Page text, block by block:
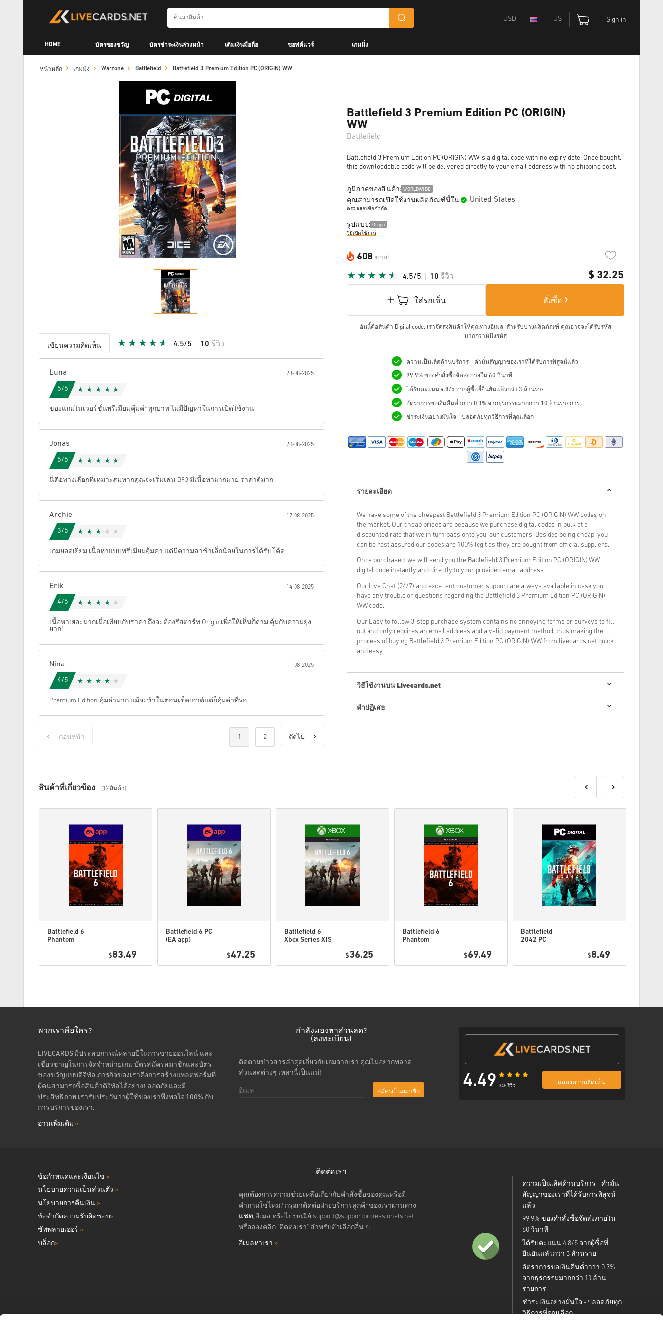
USD US Sign in
HOME บัตรของขวัญ บัตรชำระเงินล่วงหน้า เติมเงินมือถือ ซอฟต์แวร์ เกมมิ่ง
หน้าหลัก เกมมิ่ง Warzone Battlefield Battlefield 3 Premium Edition PC (ORIGIN) WW
เขียนความคิดเห็น 4.5/5 10 รีวิว
ยกเลิก
Luna 23-08-2025
5/5
ของแถมในเวอร์ชั่นพรีเมียมคุ้มค่าทุกบาท ไม่มีปัญหาในการเปิดใช้งาน
Jonas 20-08-2025
5/5
นี่คือทางเลือกที่เหมาะสมหากคุณจะเริ่มเล่น BF3 มีเนื้อหามากมาย ราคาดีมาก
Archie 17-08-2025
3/5
เกมยอดเยี่ยม เนื้อหาแบบพรีเมียมคุ้มค่า แต่มีความล่าช้าเล็กน้อยในการได้รับโค้ด
Erik 14-08-2025
4/5
เนื้อหาเยอะมากเมื่อเทียบกับราคา ถึงจะต้องรีสตาร์ท Origin เพื่อให้เห็นก็ตาม คุ้มกับความยุ่ง
ยาก!
Nina 11-08-2025
4/5
Premium Edition คุ้มค่ามาก แม้จะช้าในตอนเช็คเอาต์แต่ก็คุ้มค่าที่รอ
ก่อนหน้า 1 2 ถัดไป
Battlefield 3 Premium Edition PC (ORIGIN)
WW
Battlefield
Battlefield 3 Premium Edition PC (ORIGIN) WW is a digital code with no expiry date. Once bought,
this downloadable code will be delivered directly to your email address with no shipping cost.
ภูมิภาคของสินค้า: WORLDWIDE
คุณสามารถเปิดใช้งานผลิตภัณฑ์นี้ใน United States
ตรวจสอบข้อจำกัด
รูปแบบ: Origin
วิธีเปิดใช้งาน
608 ขาย!
$ 32.25
4.5/5 10 รีวิว
ใส่รถเข็น สั่งซื้อ
อันนี้คือสินค้า Digital code. เราจัดส่งสินค้าให้คุณทางอีเมล. สำหรับบางผลิตภัณฑ์ คุณอาจจะได้รับรหัส
มากกว่าหนึ่งรหัส
ความเป็นเลิศด้านบริการ - คำมั่นสัญญาของเราที่ได้รับการพิสูจน์แล้ว
99.9% ของคำสั่งซื้อจัดส่งภายใน 60 วินาที
ได้รับคะแนน 4.8/5 จากผู้ซื้อที่ยืนยันแล้วกว่า 3 ล้านราย
อัตราการขอเงินคืนต่ำกว่า 0.3% จากธุรกรรมมากกว่า 10 ล้านรายการ
ชำระเงินอย่างมั่นใจ - ปลอดภัยทุกวิธีการที่คุณเลือก
รายละเอียด
We have some of the cheapest Battlefield 3 Premium Edition PC (ORIGIN) WW codes on
the market. Our cheap prices are because we purchase digital codes in bulk at a
discounted rate that we in turn pass onto you, our customers. Besides being cheap, you
can be rest assured our codes are 100% legit as they are bought from official suppliers.
Once purchased, we will send you the Battlefield 3 Premium Edition PC (ORIGIN) WW
digital code instantly and directly to your provided email address.
Our Live Chat (24/7) and excellent customer support are always available in case you
have any trouble or questions regarding the Battlefield 3 Premium Edition PC (ORIGIN)
WW code.
Our Easy to follow 3-step purchase system contains no annoying forms or surveys to fill
out and only requires an email address and a valid payment method, thus making the
process of buying Battlefield 3 Premium Edition PC (ORIGIN) WW from livecards.net quick
and easy.
วิธีใช้งานบน Livecards.net
ใหม่กับ Livecards.net ใช่ไหม? การซื้อโค้ดดิจิทัลนั้นรวดเร็วและง่ายมาก:
ดูคู่มือสั้น ๆ ด้านบน หรือทำตามขั้นตอนด้านล่าง 👇
• กรอกอีเมลของคุณ
• เลือกวิธีชำระเงินที่ต้องการ
หลังจากนั้น คุณจะได้รับอีเมลพร้อมลิงก์ที่ปลอดภัยเพื่อเข้าถึงโค้ดของคุณ
คำปฏิเสธ
ติดต่อเรา
.
โค้ดที่ดาวน์โหลดได้เหล่านี้ผลิตโดยผู้พัฒนาเกมดังนั้นจึงเป็นโค้ดต้นฉบับ.
รหัสเหล่านี้ไม่มีวันหมดอายุ.
สำหรับบางผลิตภัณฑ์ คุณอาจจะได้รับรหัสมากกว่าหนึ่งรหัส
สินค้าที่เกี่ยวข้อง (12 สินค้า)
Battlefield 6
Phantom
$83.49
Battlefield 6 PC
(EA app)
$47.25
Battlefield 6
Xbox Series X|S
$36.25
Battlefield 6
Phantom
$69.49
Battlefield
2042 PC
$8.49
พวกเราคือใคร?
LIVECARDS มีประสบการณ์หลายปีในการขายออนไลน์ และ
เชี่ยวชาญในการจัดจำหน่ายเกม บัตรสมัครสมาชิกและบัตร
ของขวัญแบบดิจิทัล ภารกิจของเราคือการสร้างแพลตฟอร์มที่
ผู้คนสามารถซื้อสินค้าดิจิทัลได้อย่างปลอดภัยและมี
ประสิทธิภาพ เรารับประกันว่าผู้ใช้ของเราพึงพอใจ 100% กับ
การบริการของเรา.
อ่านเพิ่มเติม »
กำลังมองหาส่วนลด?
(ลงทะเบียน)
ติดตามข่าวสารล่าสุดเกี่ยวกับเกมจากเรา คุณไม่อยากพลาด
ส่วนลดต่างๆ เหล่านี้เป็นแน่!
สมัครเป็นสมาชิก
4.49 345 รีวิว
แสดงความคิดเห็น
ข้อกำหนดและเงื่อนไข »
นโยบายความเป็นส่วนตัว »
นโยบายการคืนเงิน »
ข้อจำกัดความรับผิดชอบ»
ซัพพลายเออร์ »
บล็อก»
ติดต่อเรา
คุณต้องการความช่วยเหลือเกี่ยวกับคำสั่งซื้อของคุณหรือมี
คำถามใช่ไหม? กรุณาติดต่อฝ่ายบริการลูกค้าของเราผ่านทาง
แชท, อีเมล หรือไปรษณีย์ support@supportprofessionals.net|
หรือลองคลิก "ติดต่อเรา" สำหรับตัวเลือกอื่น ๆ:
อีเมลหาเรา »
ความเป็นเลิศด้านบริการ - คำมั่น
สัญญาของเราที่ได้รับการพิสูจน์
แล้ว
99.9% ของคำสั่งซื้อจัดส่งภายใน
60 วินาที
ได้รับคะแนน 4.8/5 จากผู้ซื้อที่
ยืนยันแล้วกว่า 3 ล้านราย
อัตราการขอเงินคืนต่ำกว่า 0.3%
จากธุรกรรมมากกว่า 10 ล้าน
รายการ
ชำระเงินอย่างมั่นใจ - ปลอดภัยทุก
วิธีการที่คุณเลือก